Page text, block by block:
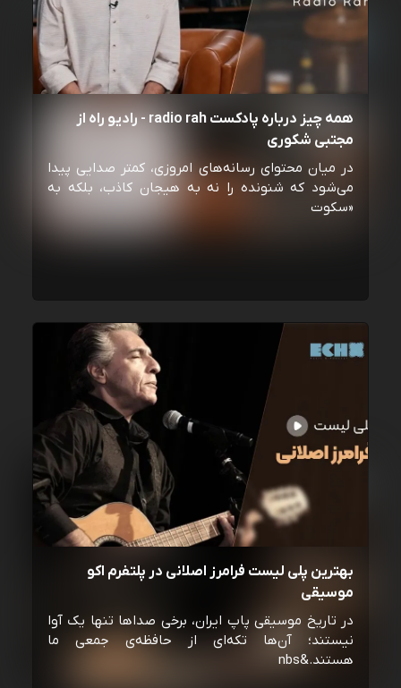
همه چیز درباره پادکست radio rah - رادیو راه از
مجتبی شکوری
در میان محتوای رسانه‌های امروزی، کمتر صدایی پیدا
می‌شود که شنونده را نه به هیجان کاذب، بلکه به
«سکوت
بهترین پلی لیست فرامرز اصلانی در پلتفرم اکو
موسیقی
در تاریخ موسیقی پاپ ایران، برخی صداها تنها یک آوا
نیستند؛ آن‌ها تکه‌ای از حافظه‌ی جمعی ما
هستند.&nbs